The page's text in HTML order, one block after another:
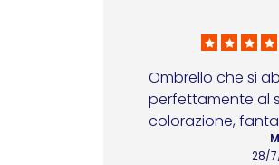
Ombrello che si
perfettamente al
colorazione,
28/